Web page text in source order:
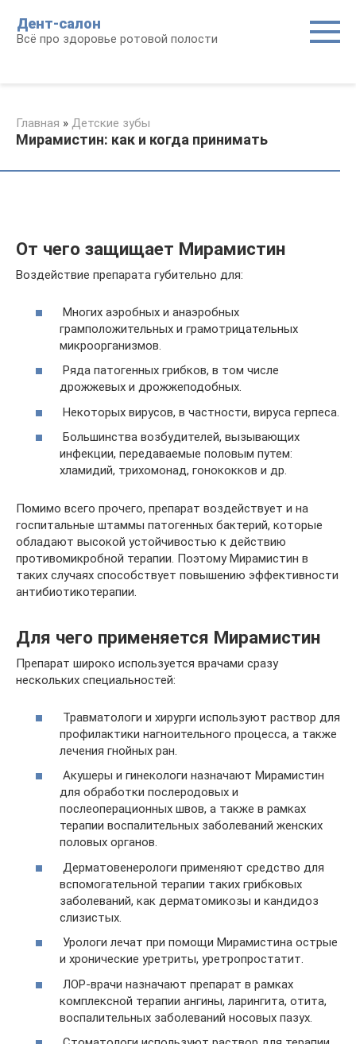
контенту
Дент-салон
Всё про здоровье ротовой полости
Главная » Детские зубы
Мирамистин: как и когда принимать
От чего защищает Мирамистин
Воздействие препарата губительно для:
Многих аэробных и анаэробных
грамположительных и грамотрицательных
микроорганизмов.
Ряда патогенных грибков, в том числе
дрожжевых и дрожжеподобных.
Некоторых вирусов, в частности, вируса герпеса.
Большинства возбудителей, вызывающих
инфекции, передаваемые половым путем:
хламидий, трихомонад, гонококков и др.
Помимо всего прочего, препарат воздействует и на
госпитальные штаммы патогенных бактерий, которые
обладают высокой устойчивостью к действию
противомикробной терапии. Поэтому Мирамистин в
таких случаях способствует повышению эффективности
антибиотикотерапии.
Для чего применяется Мирамистин
Препарат широко используется врачами сразу
нескольких специальностей:
Травматологи и хирурги используют раствор для
профилактики нагноительного процесса, а также
лечения гнойных ран.
Акушеры и гинекологи назначают Мирамистин
для обработки послеродовых и
послеоперационных швов, а также в рамках
терапии воспалительных заболеваний женских
половых органов.
Дерматовенерологи применяют средство для
вспомогательной терапии таких грибковых
заболеваний, как дерматомикозы и кандидоз
слизистых.
Урологи лечат при помощи Мирамистина острые
и хронические уретриты, уретропростатит.
ЛОР-врачи назначают препарат в рамках
комплексной терапии ангины, ларингита, отита,
воспалительных заболеваний носовых пазух.